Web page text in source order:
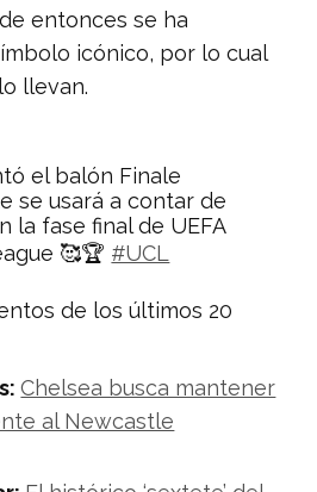
entonces se ha
icónico, por lo cual
llevan.
el balón Finale
se usará a contar de
la fase final de UEFA
🥰🏆 #UCL
de los últimos 20
vunKyrxTlj
(@patopeloteros)
Chelsea busca mantener
al Newcastle